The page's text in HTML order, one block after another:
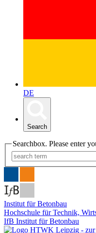
DE
Search
Searchbox. Please enter
Institut für Betonbau
Hochschule für Technik,
IfB Institut für Betonbau